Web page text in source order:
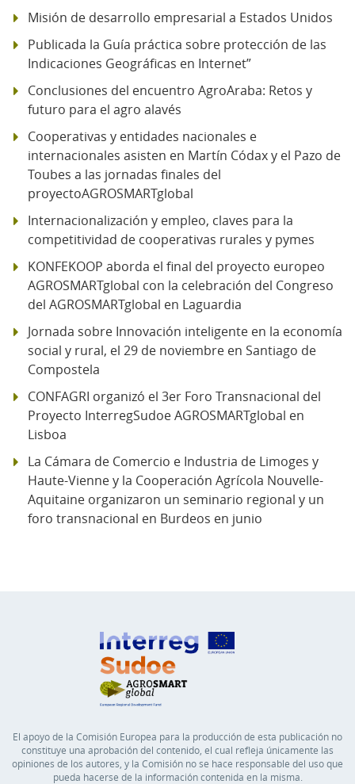
Misión de desarrollo empresarial a Estados Unidos
Publicada la Guía práctica sobre protección de las
Indicaciones Geográficas en Internet”
Conclusiones del encuentro AgroAraba: Retos y
futuro para el agro alavés
Cooperativas y entidades nacionales e
internacionales asisten en Martín Códax y el Pazo de
Toubes a las jornadas finales del
proyectoAGROSMARTglobal
Internacionalización y empleo, claves para la
competitividad de cooperativas rurales y pymes
KONFEKOOP aborda el final del proyecto europeo
AGROSMARTglobal con la celebración del Congreso
del AGROSMARTglobal en Laguardia
Jornada sobre Innovación inteligente en la economía
social y rural, el 29 de noviembre en Santiago de
Compostela
CONFAGRI organizó el 3er Foro Transnacional del
Proyecto InterregSudoe AGROSMARTglobal en
Lisboa
La Cámara de Comercio e Industria de Limoges y
Haute-Vienne y la Cooperación Agrícola Nouvelle-
Aquitaine organizaron un seminario regional y un
foro transnacional en Burdeos en junio
El apoyo de la Comisión Europea para la producción de esta publicación no
constituye una aprobación del contenido, el cual refleja únicamente las
opiniones de los autores, y la Comisión no se hace responsable del uso que
pueda hacerse de la información contenida en la misma.